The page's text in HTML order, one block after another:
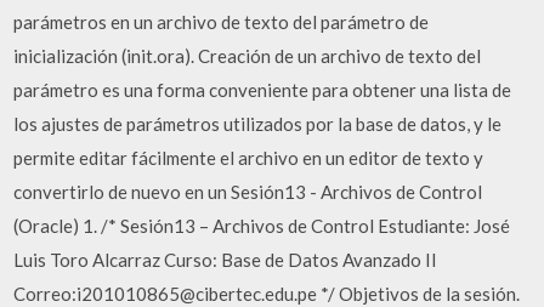
parámetros en un archivo de texto del parámetro de
inicialización (init.ora). Creación de un archivo de texto del
parámetro es una forma conveniente para obtener una lista de
los ajustes de parámetros utilizados por la base de datos, y le
permite editar fácilmente el archivo en un editor de texto y
convertirlo de nuevo en un Sesión13 - Archivos de Control
(Oracle) 1. /* Sesión13 – Archivos de Control Estudiante: José
Luis Toro Alcarraz Curso: Base de Datos Avanzado II
Correo:i201010865@cibertec.edu.pe */ Objetivos de la sesión.